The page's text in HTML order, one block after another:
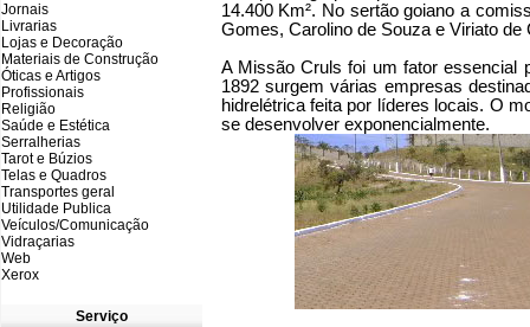
Jornais
Livrarias
Lojas e Decoração
Materiais de Construção
Óticas e Artigos
Profissionais
Religião
Saúde e Estética
Serralherias
Tarot e Búzios
Telas e Quadros
Transportes geral
Utilidade Publica
Veículos/Comunicação
Vidraçarias
Web
Xerox
Serviço
14.400 Km². No sertão goiano a
Gomes, Carolino de Souza e Viriato
A Missão Cruls foi um fator essencial
1892 surgem várias empresas
hidrelétrica feita por líderes locais. O
se desenvolver exponencialmente.